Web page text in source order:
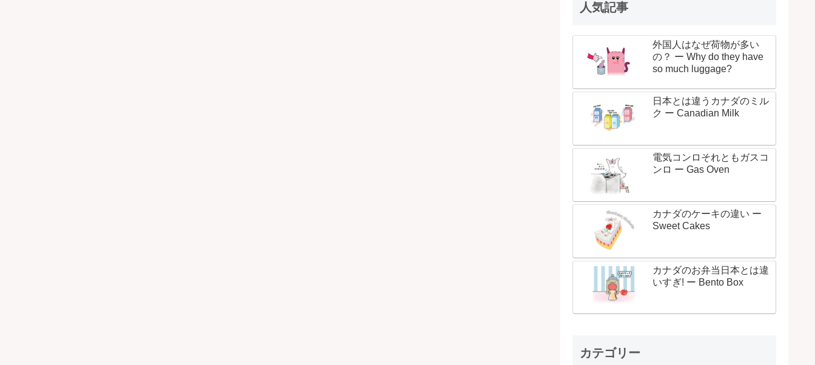
人気記事
外国人はなぜ荷物が多い
の？ ー Why do they have
so much luggage?
日本とは違うカナダのミル
ク ー Canadian Milk
電気コンロそれともガスコ
ンロ ー Gas Oven
カナダのケーキの違い ー
Sweet Cakes
カナダのお弁当日本とは違
いすぎ! ー Bento Box
カテゴリー